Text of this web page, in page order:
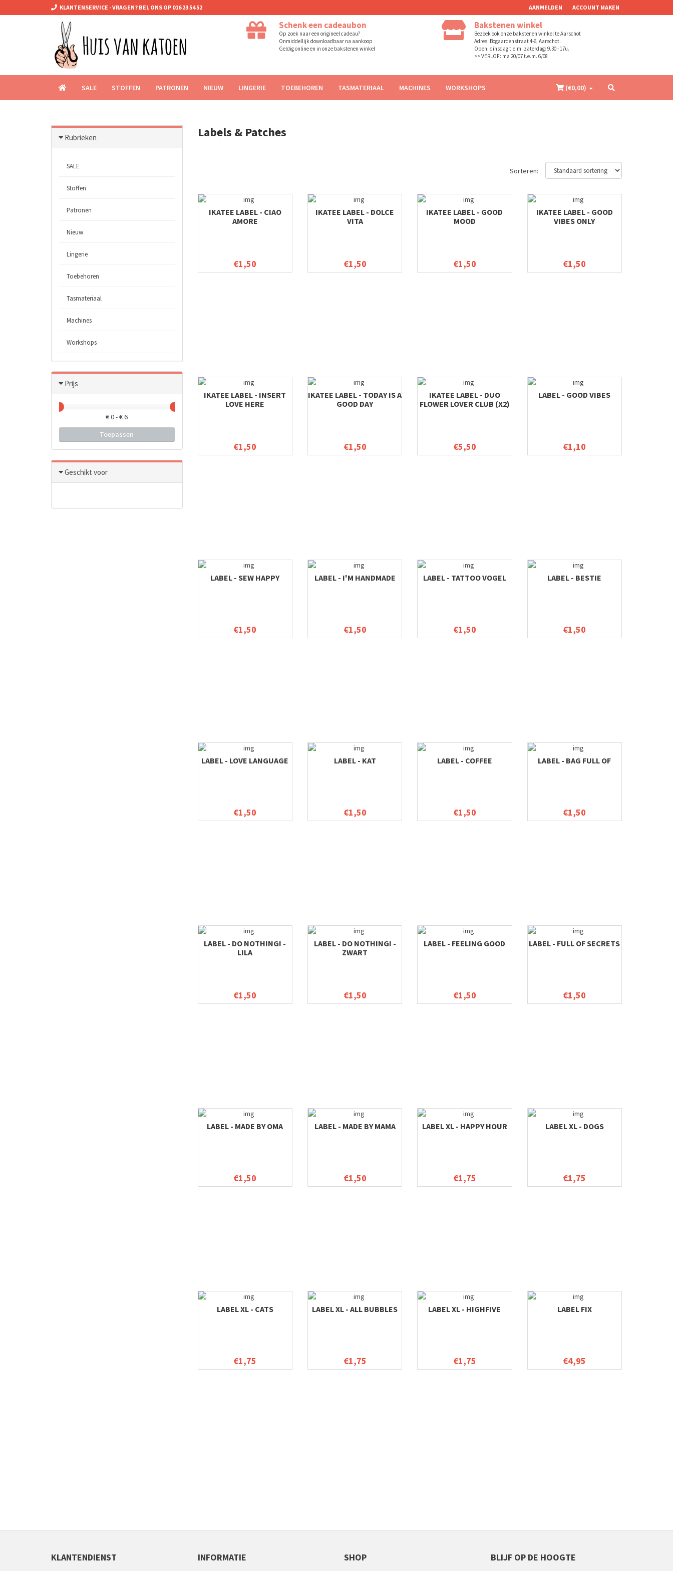
KLANTENSERVICE - VRAGEN? BEL ONS OP 016 23 54 52 AANMELDEN ACCOUNT MAKEN
Schenk een cadeaubon
Op zoek naar een origineel cadeau?
Onmiddellijk downloadbaar na aankoop
Geldig online en in onze bakstenen winkel
Bakstenen winkel
Bezoek ook onze bakstenen winkel te Aarschot
Adres: Bogaardenstraat 4-6, Aarschot.
Open: dinsdag t.e.m. zaterdag: 9.30 - 17u.
>> VERLOF: ma 20/07 t.e.m. 6/08
SALE STOFFEN PATRONEN NIEUW LINGERIE TOEBEHOREN TASMATERIAAL MACHINES WORKSHOPS (€0,00)
Rubrieken
SALE
Stoffen
Patronen
Nieuw
Lingerie
Toebehoren
Tasmateriaal
Machines
Workshops
Prijs
€0- €6
Toepassen
Geschikt voor
Labels & Patches
Sorteren:
IKATEE LABEL - CIAO
AMORE
€1,50
IKATEE LABEL - DOLCE
VITA
€1,50
IKATEE LABEL - GOOD
MOOD
€1,50
IKATEE LABEL - GOOD
VIBES ONLY
€1,50
IKATEE LABEL - INSERT
LOVE HERE
€1,50
IKATEE LABEL - TODAY IS A
GOOD DAY
€1,50
IKATEE LABEL - DUO
FLOWER LOVER CLUB (X2)
€5,50
LABEL - GOOD VIBES
€1,10
LABEL - SEW HAPPY
€1,50
LABEL - I'M HANDMADE
€1,50
LABEL - TATTOO VOGEL
€1,50
LABEL - BESTIE
€1,50
LABEL - LOVE LANGUAGE
€1,50
LABEL - KAT
€1,50
LABEL - COFFEE
€1,50
LABEL - BAG FULL OF
€1,50
LABEL - DO NOTHING! -
LILA
€1,50
LABEL - DO NOTHING! -
ZWART
€1,50
LABEL - FEELING GOOD
€1,50
LABEL - FULL OF SECRETS
€1,50
LABEL - MADE BY OMA
€1,50
LABEL - MADE BY MAMA
€1,50
LABEL XL - HAPPY HOUR
€1,75
LABEL XL - DOGS
€1,75
LABEL XL - CATS
€1,75
LABEL XL - ALL BUBBLES
€1,75
LABEL XL - HIGHFIVE
€1,75
LABEL FIX
€4,95
KLANTENDIENST INFORMATIE SHOP BLIJF OP DE HOOGTE